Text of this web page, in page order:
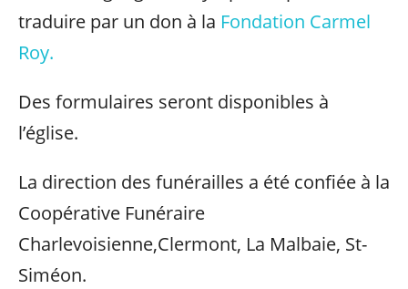
traduire par un don à la Fondation Carmel
Roy.
Des formulaires seront disponibles à
l’église.
La direction des funérailles a été confiée à la
Coopérative Funéraire
Charlevoisienne,Clermont, La Malbaie, St-
Siméon.